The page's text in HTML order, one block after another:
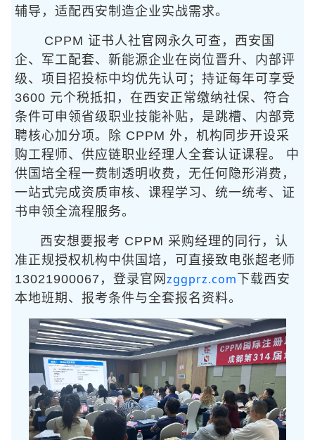
辅导，适配西安制造企业实战需求。
CPPM 证书人社官网永久可查，西安国
企、军工配套、新能源企业在岗位晋升、内部评
级、项目招投标中均优先认可；持证每年可享受
3600 元个税抵扣，在西安正常缴纳社保、符合
条件可申领省级职业技能补贴，是跳槽、内部竞
聘核心加分项。除 CPPM 外，机构同步开设采
购工程师、供应链职业经理人全套认证课程。 中
供国培全程一费制透明收费，无任何隐形消费，
一站式完成资质审核、课程学习、统一统考、证
书申领全流程服务。
西安想要报考 CPPM 采购经理的同行，认
准正规授权机构中供国培，可直接致电张超老师
13021900067，登录官网 zggprz.com 下载西安
本地班期、报考条件与全套报名资料。